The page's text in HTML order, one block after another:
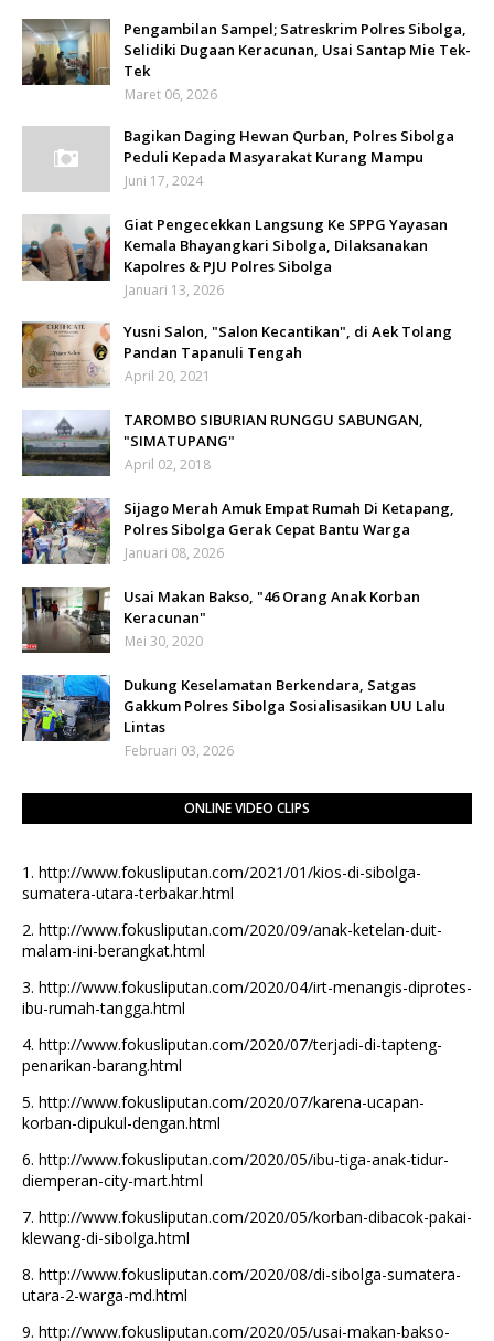
Pengambilan Sampel; Satreskrim Polres Sibolga,
Selidiki Dugaan Keracunan, Usai Santap Mie Tek-
Tek
Maret 06, 2026
Bagikan Daging Hewan Qurban, Polres Sibolga
Peduli Kepada Masyarakat Kurang Mampu
Juni 17, 2024
Giat Pengecekkan Langsung Ke SPPG Yayasan
Kemala Bhayangkari Sibolga, Dilaksanakan
Kapolres & PJU Polres Sibolga
Januari 13, 2026
Yusni Salon, "Salon Kecantikan", di Aek Tolang
Pandan Tapanuli Tengah
April 20, 2021
TAROMBO SIBURIAN RUNGGU SABUNGAN,
"SIMATUPANG"
April 02, 2018
Sijago Merah Amuk Empat Rumah Di Ketapang,
Polres Sibolga Gerak Cepat Bantu Warga
Januari 08, 2026
Usai Makan Bakso, "46 Orang Anak Korban
Keracunan"
Mei 30, 2020
Dukung Keselamatan Berkendara, Satgas
Gakkum Polres Sibolga Sosialisasikan UU Lalu
Lintas
Februari 03, 2026
ONLINE VIDEO CLIPS
1. http://www.fokusliputan.com/2021/01/kios-di-sibolga-
sumatera-utara-terbakar.html
2. http://www.fokusliputan.com/2020/09/anak-ketelan-duit-
malam-ini-berangkat.html
3. http://www.fokusliputan.com/2020/04/irt-menangis-diprotes-
ibu-rumah-tangga.html
4. http://www.fokusliputan.com/2020/07/terjadi-di-tapteng-
penarikan-barang.html
5. http://www.fokusliputan.com/2020/07/karena-ucapan-
korban-dipukul-dengan.html
6. http://www.fokusliputan.com/2020/05/ibu-tiga-anak-tidur-
diemperan-city-mart.html
7. http://www.fokusliputan.com/2020/05/korban-dibacok-pakai-
klewang-di-sibolga.html
8. http://www.fokusliputan.com/2020/08/di-sibolga-sumatera-
utara-2-warga-md.html
9. http://www.fokusliputan.com/2020/05/usai-makan-bakso-